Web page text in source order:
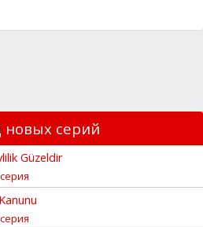
новых серий
Güzeldir